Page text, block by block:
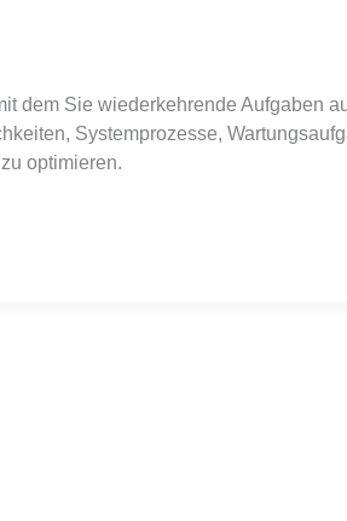
dem Sie wiederkehrende Aufgaben
Systemprozesse,
optimieren.